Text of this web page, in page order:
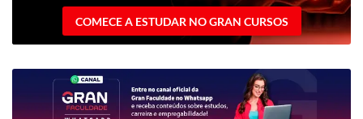
COMECE A ESTUDAR NO GRAN CURSOS